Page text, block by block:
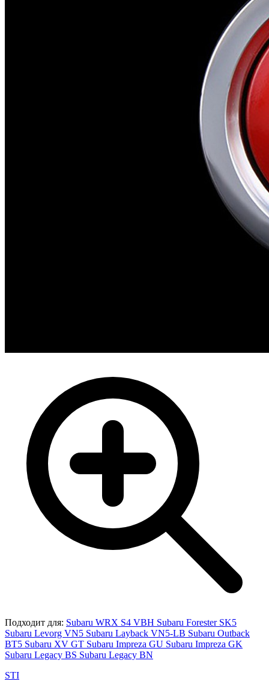
Подходит для: Subaru WRX S4 VBH Subaru Forester SK5
Subaru Levorg VN5 Subaru Layback VN5-LB Subaru Outback
BT5 Subaru XV GT Subaru Impreza GU Subaru Impreza GK
Subaru Legacy BS Subaru Legacy BN
STI